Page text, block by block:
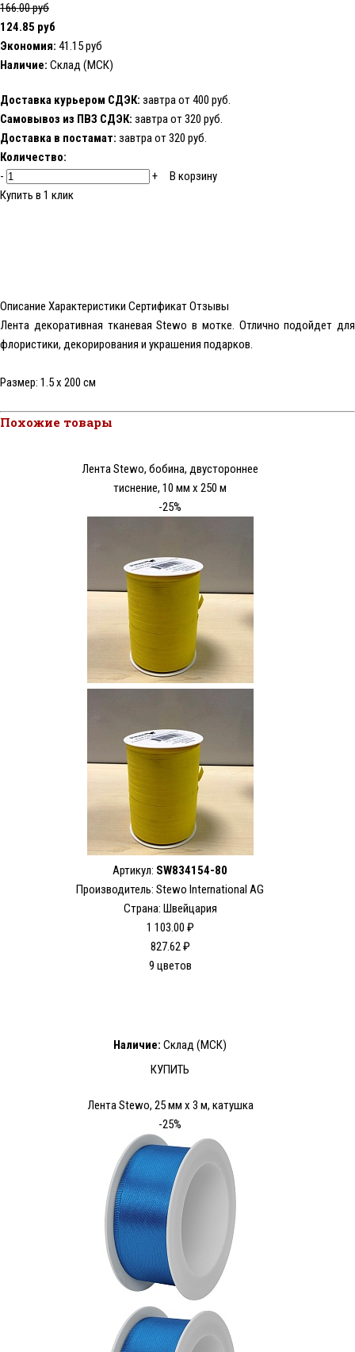
166.00 руб
124.85 руб
Экономия: 41.15 руб
Наличие: Склад (МСК)
Доставка курьером СДЭК: завтра от 400 руб.
Самовывоз из ПВЗ СДЭК: завтра от 320 руб.
Доставка в постамат: завтра от 320 руб.
Количество:
-
+
В корзину
Купить в 1 клик
Описание Характеристики СертификатОтзывы
Лента декоративная тканевая Stewo в мотке. Отлично подойдет для
флористики, декорирования и украшения подарков.
Размер: 1.5 x 200 см
Похожие товары
Лента Stewo, бобина, двустороннее
тиснение, 10 мм х 250 м
-25%
Артикул: SW834154-80
Производитель: Stewo International AG
Страна: Швейцария
1 103.00 ₽
827.62 ₽
9 цветов
Наличие: Склад (МСК)
КУПИТЬ
Лента Stewo, 25 мм х 3 м, катушка
-25%